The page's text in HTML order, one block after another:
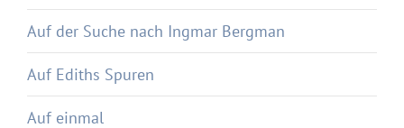
Auf der Suche nach Ingmar Bergman
Auf Ediths Spuren
Auf einmal